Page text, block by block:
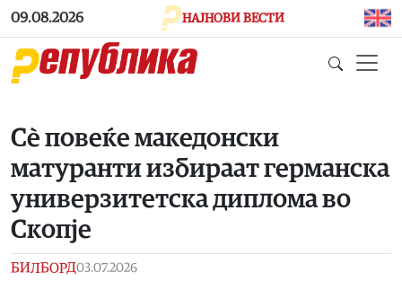
Skip to main content
09.08.2026 НАЈНОВИ ВЕСТИ
Сè повеќе македонски
матуранти избираат германска
универзитетска диплома во
Скопје
БИЛБОРД03.07.2026